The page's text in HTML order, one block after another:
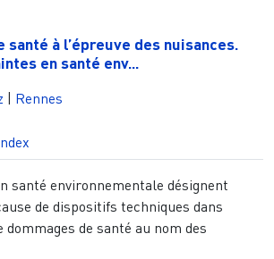
santé à l’épreuve des nuisances.
en santé env...
| Rennes
santé environnementale désignent
de dispositifs techniques dans
dommages de santé au nom des